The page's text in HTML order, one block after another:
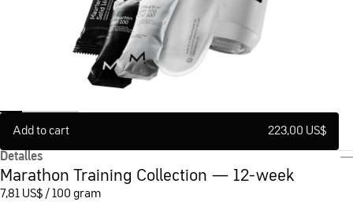
Add to cart 223,00 US$
Detalles
Marathon Training Collection — 12-week
7,81 US$/ 100 gram